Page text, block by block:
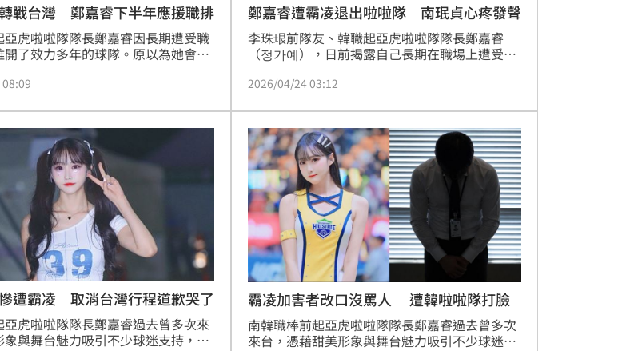
戰台灣 鄭嘉睿下半年應援職排
亞虎啦啦隊隊長鄭嘉睿因長期遭受職
了效力多年的球隊。原以為她會轉
，決定轉換新環境重新出發，近日
應援舞的身姿。
鄭嘉睿遭霸凌退出啦啦隊 南珉貞心疼發聲
李珠珢前隊友、韓職起亞虎啦啦隊隊長鄭嘉睿
（정가예），日前揭露自己長期在職場上遭受辱
動也緊急喊卡。同樣也是南韓啦啦隊的南珉貞今
針對此事回應了。
2026/04/24 03:12
遭霸凌 取消台灣行程道歉哭了
亞虎啦啦隊隊長鄭嘉睿過去曾多次來
象與舞台魅力吸引不少球迷支持，怎
霸凌加害者改口沒罵人 遭韓啦啦隊打臉
南韓職棒前起亞虎啦啦隊隊長鄭嘉睿過去曾多次
來台，憑藉甜美形象與舞台魅力吸引不少球迷支